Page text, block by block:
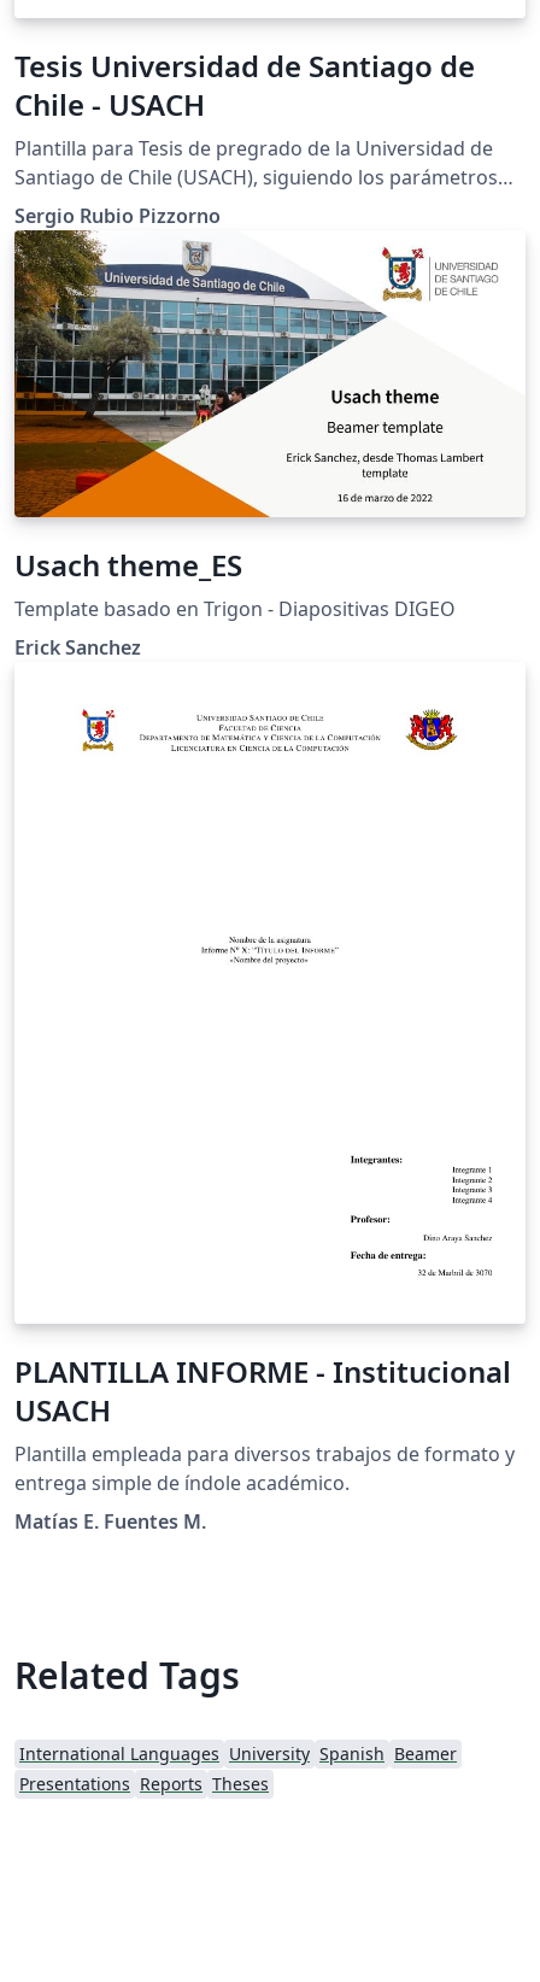
Tesis Universidad de Santiago de
Chile - USACH
Plantilla para Tesis de pregrado de la Universidad de
Santiago de Chile (USACH), siguiendo los parámetros
definidos por la Manual de Normalización para Tesis En
la página www.zergiorubio.org se encuentra el detalle
de este template. Para más detalles sobre la estructura,
paquetes empleados y sus autores visitar
http://www.zergiorubio.org/?p=3279
Sergio Rubio Pizzorno
Usach theme_ES
Template basado en Trigon - Diapositivas DIGEO
Erick Sanchez
PLANTILLA INFORME - Institucional
USACH
Plantilla empleada para diversos trabajos de formato y
entrega simple de índole académico.
Matías E. Fuentes M.
Related Tags
International Languages University Spanish Beamer
Presentations Reports Theses